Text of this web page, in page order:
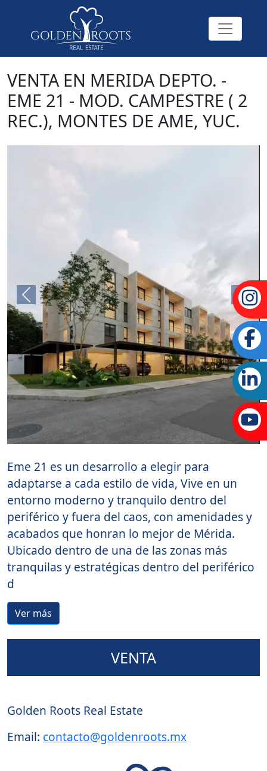
VENTA EN MERIDA DEPTO. -
EME 21 - MOD. CAMPESTRE ( 2
REC.), MONTES DE AME, YUC.
Previous Next
Eme 21 es un desarrollo a elegir para
adaptarse a cada estilo de vida, Vive en un
entorno moderno y tranquilo dentro del
periférico y fuera del caos, con amenidades y
acabados que honran lo mejor de Mérida.
Ubicado dentro de una de las zonas más
tranquilas y estratégicas dentro del periférico
d
Ver más
VENTA
Golden Roots Real Estate
Email: contacto@goldenroots.mx